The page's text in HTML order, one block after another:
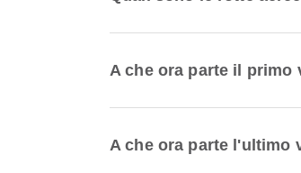
A che ora parte il primo
A che ora parte l'ultimo